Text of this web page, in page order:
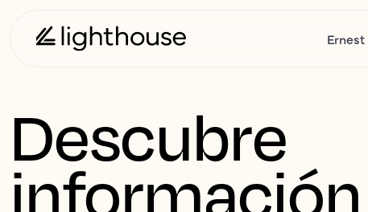
Ernest
Descubre
información